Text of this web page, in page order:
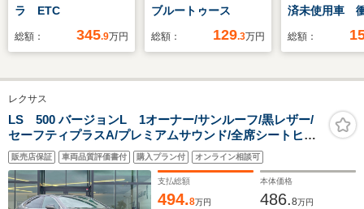
ラ ETC
総額： 345.9万円
ブルートゥース
総額： 129.3万円
済未使用車
軽減ブレー
側電動スラ
クカメラ フ
トシート パ
リング
総額：
レクサス
LS 500 バージョンL 1オーナー/サンルーフ/黒レザー/
セーフティプラスA/プレミアムサウンド/全席シートヒー
ター/シートベンチレーション/パノラミックビューモニタ
ー/リフレッシュシート/デジタルインナーミラー/OP20イ
ンチAW/禁煙車
販売店保証 車両品質評価書付 購入プラン付 オンライン相談可
支払総額
494.8万円
本体価格
486.8万円